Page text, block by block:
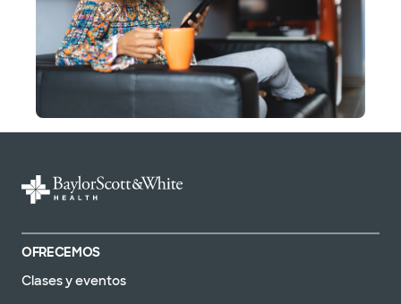
OFRECEMOS
Clases y eventos